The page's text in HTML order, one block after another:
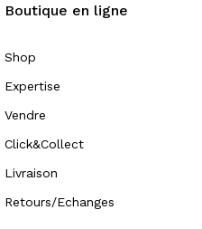
Boutique en ligne
Shop
Expertise
Vendre
Click&Collect
Livraison
Retours/Echanges